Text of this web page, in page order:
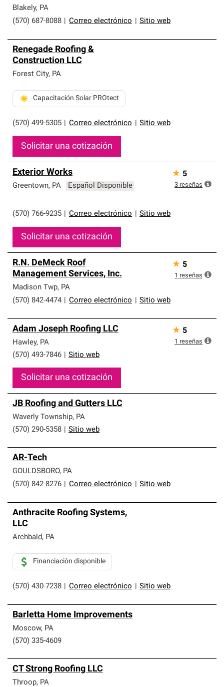
Blakely, PA
(570) 687-8088
Correo electrónico Sitio web
Renegade Roofing &
Construction LLC
Forest City, PA
(570) 499-5305 Correo electrónico Sitio web
Capacitación Solar PROtect
Solicitar una cotización
Exterior Works
Greentown, PA Español Disponible
(570) 766-9235 Correo electrónico Sitio web
Solicitar una cotización
★ 5
3 reseñas
R.N. DeMeck Roof
Management Services, Inc.
Madison Twp, PA
(570) 842-4474
Correo electrónico Sitio web
★ 5
1 reseñas
Adam Joseph Roofing LLC
Hawley, PA
(570) 493-7846
Sitio web
Solicitar una cotización
★ 5
1 reseñas
JB Roofing and Gutters LLC
Waverly Township, PA
(570) 290-5358
Sitio web
AR-Tech
GOULDSBORO, PA
(570) 842-8276
Correo electrónico Sitio web
Anthracite Roofing Systems,
LLC
Archbald, PA
(570) 430-7238 Correo electrónico Sitio web
Financiación disponible
Barletta Home Improvements
Moscow, PA
(570) 335-4609
CT Strong Roofing LLC
Throop, PA